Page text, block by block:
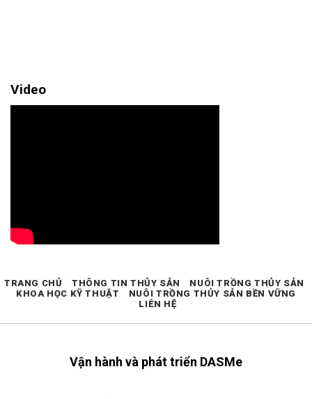
Video
Vận hành và phát triển DASMe
TRANG CHỦ THÔNG TIN THỦY SẢN
NUÔI TRỒNG THỦY SẢN
KHOA HỌC KỸ THUẬT
NUÔI TRỒNG THỦY SẢN BỀN VỮNG
LIÊN HỆ